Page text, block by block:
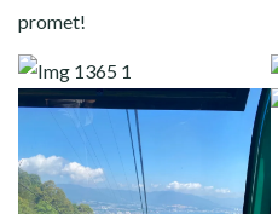
promet!